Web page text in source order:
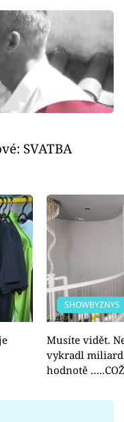
SVATBA
SHOWBYZNYS
Musíte vidět.
vykradl
hodnotě